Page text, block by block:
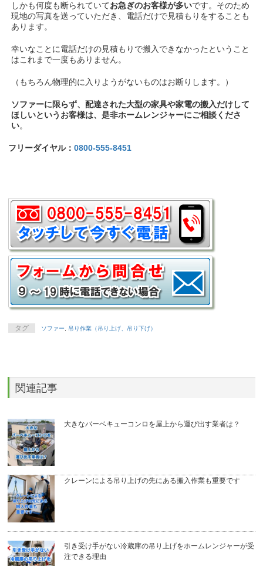
しかも何度も断られていてお急ぎのお客様が多いです。そのため
現地の写真を送っていただき、電話だけで見積もりをすることも
あります。
幸いなことに電話だけの見積もりで搬入できなかったということ
はこれまで一度もありません。
（もちろん物理的に入りようがないものはお断りします。）
ソファーに限らず、配達された大型の家具や家電の搬入だけして
ほしいというお客様は、是非ホームレンジャーにご相談くださ
い。
フリーダイヤル：0800-555-8451
タグ ソファー 吊り作業（吊り上げ、吊り下げ）
関連記事
大きなバーベキューコンロを屋上から運び出す業者は？
クレーンによる吊り上げの先にある搬入作業も重要です
引き受け手がない冷蔵庫の吊り上げをホームレンジャーが受
注できる理由